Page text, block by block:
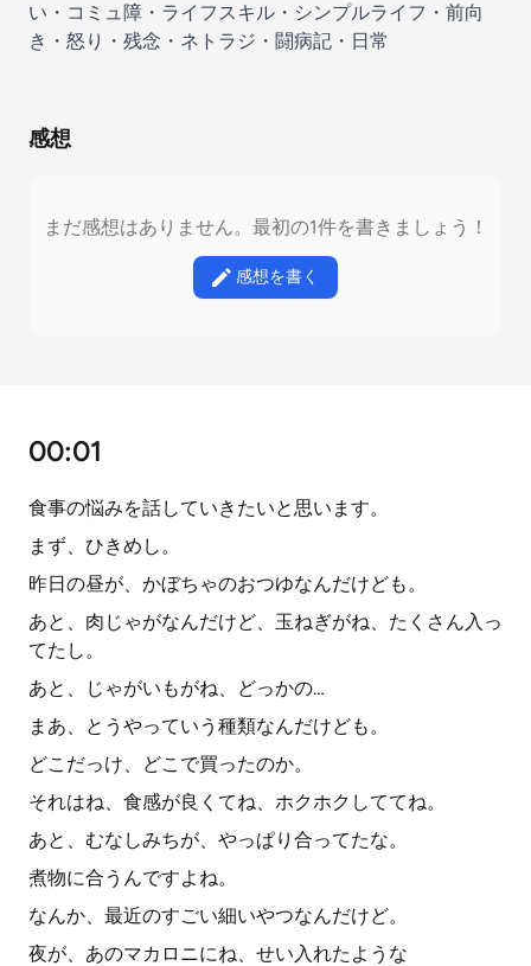
い・コミュ障・ライフスキル・シンプルライフ・前向
き・怒り・残念・ネトラジ・闘病記・日常
感想
まだ感想はありません。最初の1件を書きましょう！
感想を書く
00:01
食事の悩みを話していきたいと思います。
まず、ひきめし。
昨日の昼が、かぼちゃのおつゆなんだけども。
あと、肉じゃがなんだけど、玉ねぎがね、たくさん入っ
てたし。
あと、じゃがいもがね、どっかの…
まあ、とうやっていう種類なんだけども。
どこだっけ、どこで買ったのか。
それはね、食感が良くてね、ホクホクしててね。
あと、むなしみちが、やっぱり合ってたな。
煮物に合うんですよね。
なんか、最近のすごい細いやつなんだけど。
夜が、あのマカロニにね、せい入れたような